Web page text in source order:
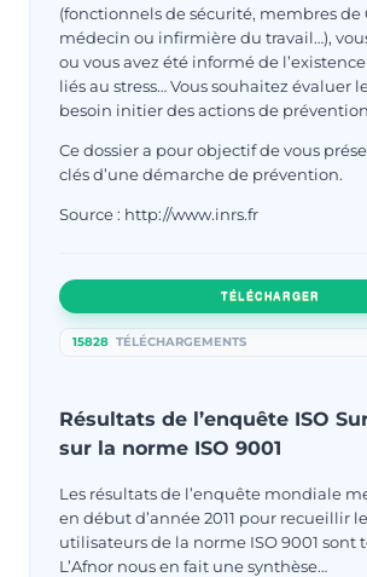
(fonctionnels de sécurité, membres de
médecin ou infirmière du travail…),
ou vous avez été informé de
liés au stress… Vous souhaitez évaluer
besoin initier des actions de
Ce dossier a pour objectif de vous
clés d’une démarche de prévention.
Source : http://www.inrs.fr
TÉLÉCHARGER
15828 TÉLÉCHARGEMENTS
Résultats de l’enquête ISO
sur la norme ISO 9001
Les résultats de l’enquête mondiale
en début d’année 2011 pour recueillir
utilisateurs de la norme ISO 9001 sont
L’Afnor nous en fait une synthèse…